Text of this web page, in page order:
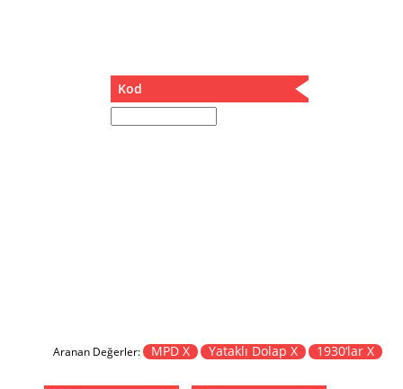
Separatör
Kod
Aranan Değerler: MPD X Yataklı Dolap X 1930‘lar X